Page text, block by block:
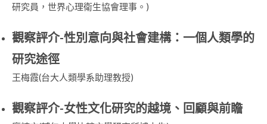
研究員，世界心理衛生協會理事。)
觀察評介-性別意向與社會建構：一個人類學的
研究途徑
王梅霞(台大人類學系助理教授)
觀察評介-女性文化研究的越境、回顧與前瞻